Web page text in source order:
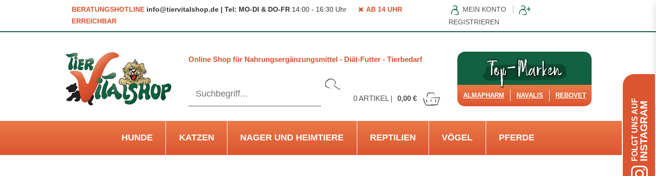
BERATUNGSHOTLINE info@tiervitalshop.de | Tel: MO-DI & DO-FR 14:00 - 16:30 Uhr
AB 14 UHR
ERREICHBAR
MEIN KONTO
REGISTRIEREN
Online Shop für Nahrungsergänzungsmittel - Diät-Futter - Tierbedarf
0ARTIKEL | 0,00 € ALMAPHARM NAVALIS REBOVET
HUNDE KATZEN NAGER UND HEIMTIERE REPTILIEN VÖGEL PFERDE FOLGT UNS AUFINSTAGRAM